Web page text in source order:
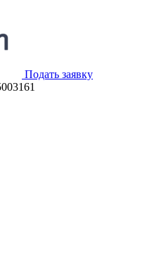
Подать заявку